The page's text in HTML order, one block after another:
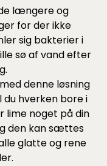
længere og
for der ikke
sig bakterier i
sø af vand efter
denne løsning
du hverken bore i
lime noget på din
den kan sættes
glatte og rene